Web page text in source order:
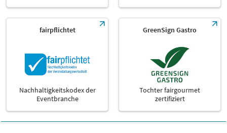
fairpflichtet
Nachhaltigkeitskodex der
Eventbranche
GreenSign Gastro
Tochter fairgourmet
zertifiziert